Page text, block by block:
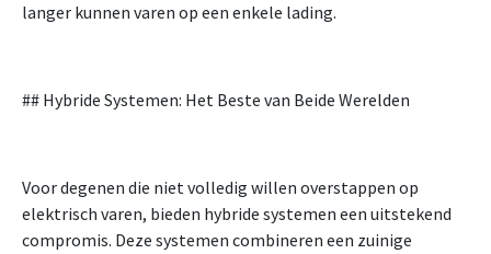
langer kunnen varen op een enkele lading.
## Hybride Systemen: Het Beste van Beide Werelden
Voor degenen die niet volledig willen overstappen op
elektrisch varen, bieden hybride systemen een uitstekend
compromis. Deze systemen combineren een zuinige